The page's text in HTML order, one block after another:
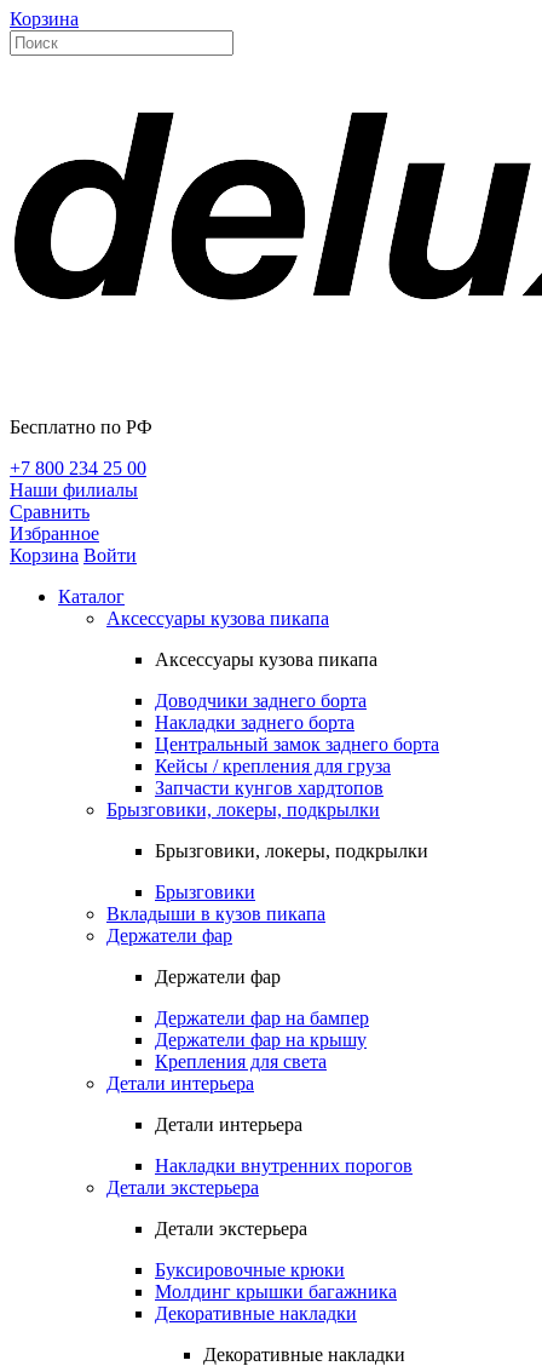
Корзина
Бесплатно по РФ
+7 800 234 25 00
Наши филиалы
Сравнить
Избранное
Корзина Войти
Каталог
Аксессуары кузова пикапа
Аксессуары кузова пикапа
Доводчики заднего борта
Накладки заднего борта
Центральный замок заднего борта
Кейсы / крепления для груза
Запчасти кунгов хардтопов
Брызговики, локеры, подкрылки
Брызговики, локеры, подкрылки
Брызговики
Вкладыши в кузов пикапа
Держатели фар
Держатели фар
Держатели фар на бампер
Держатели фар на крышу
Крепления для света
Детали интерьера
Детали интерьера
Накладки внутренних порогов
Детали экстерьера
Детали экстерьера
Буксировочные крюки
Молдинг крышки багажника
Декоративные накладки
Декоративные накладки